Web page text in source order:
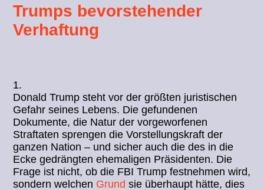
Trumps bevorstehender
Verhaftung
1.
Donald Trump steht vor der größten juristischen
Gefahr seines Lebens. Die gefundenen
Dokumente, die Natur der vorgeworfenen
Straftaten sprengen die Vorstellungskraft der
ganzen Nation – und sicher auch die des in die
Ecke gedrängten ehemaligen Präsidenten. Die
Frage ist nicht, ob die FBI Trump festnehmen wird,
sondern welchen Grund sie überhaupt hätte, dies